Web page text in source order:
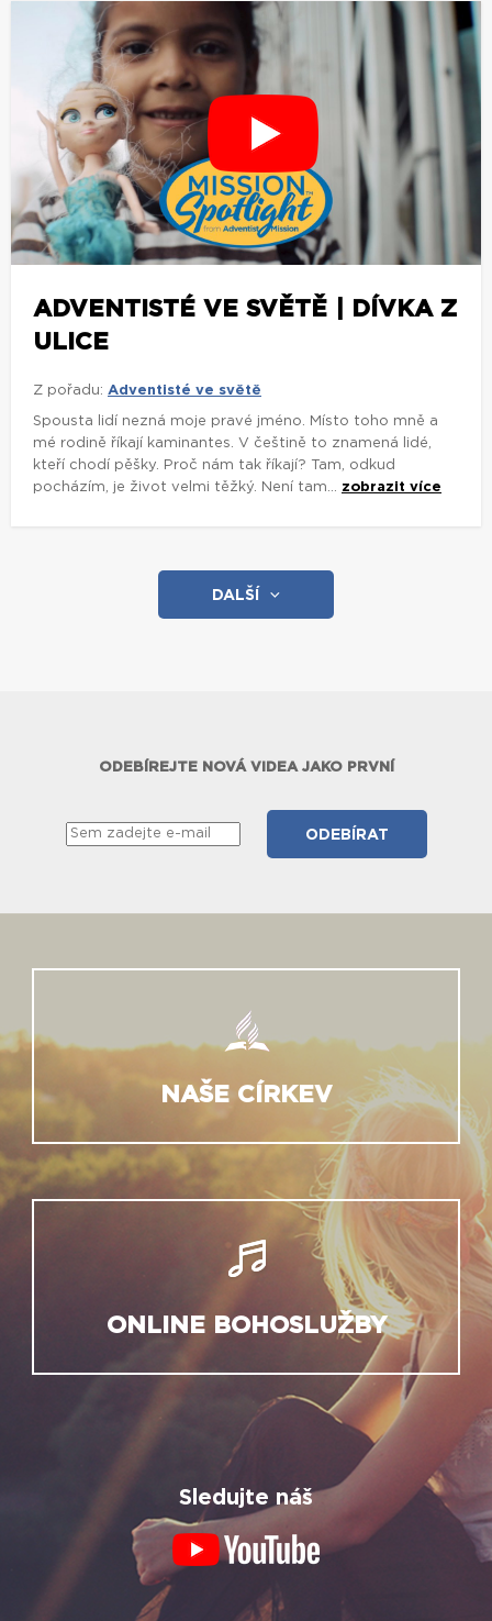
ADVENTISTÉ VE SVĚTĚ | DÍVKA Z
ULICE
Z pořadu: Adventisté ve světě
Spousta lidí nezná moje pravé jméno. Místo toho mně a
mé rodině říkají kaminantes. V češtině to znamená lidé,
kteří chodí pěšky. Proč nám tak říkají? Tam, odkud
pocházím, je život velmi těžký. Není tam... zobrazit více
DALŠÍ
ODEBÍREJTE NOVÁ VIDEA JAKO PRVNÍ
NAŠE CÍRKEV
ONLINE BOHOSLUŽBY
Sledujte náš